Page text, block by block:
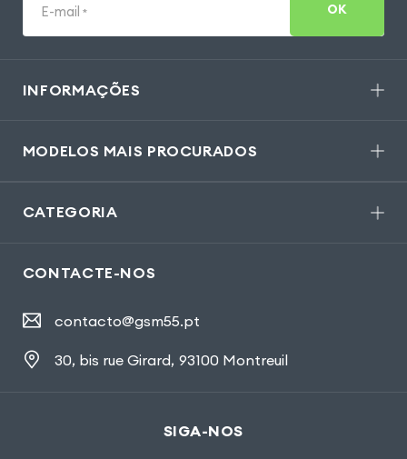
E-mail * OK
INFORMAÇÕES
MODELOS MAIS PROCURADOS
CATEGORIA
CONTACTE-NOS
contacto@gsm55.pt
30, bis rue Girard, 93100 Montreuil
SIGA-NOS